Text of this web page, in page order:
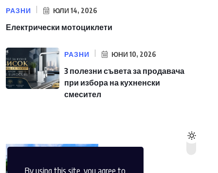
By using this site, you agree to
РАЗНИ ЮЛИ 14, 2026
Електрически мотоциклети
РАЗНИ ЮНИ 10, 2026
3 полезни съвета за продавача
при избора на кухненски
смесител